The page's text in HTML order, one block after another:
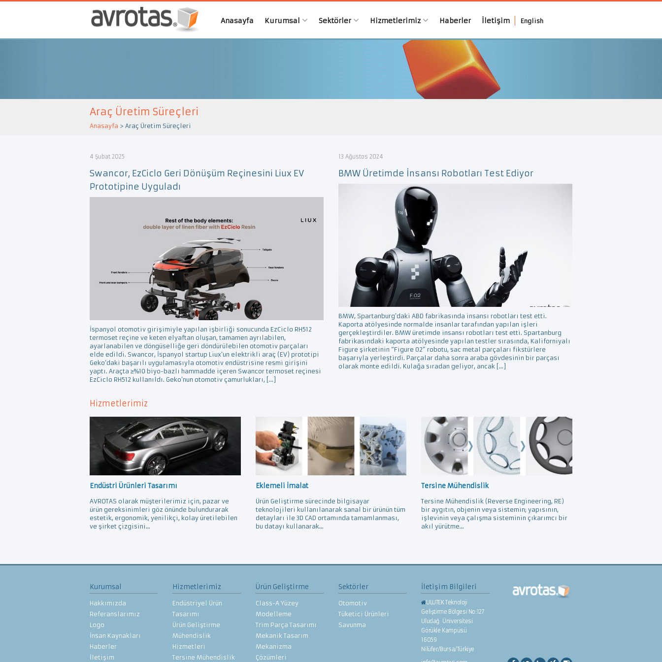
Anasayfa Kurumsal Sektörler Hizmetlerimiz Haberler İletişim English
Araç Üretim Süreçleri
Anasayfa > Araç Üretim Süreçleri
4 Şubat 2025
Swancor, EzCiclo Geri Dönüşüm Reçinesini Liux EV
Prototipine Uyguladı
İspanyol otomotiv girişimiyle yapılan işbirliği sonucunda EzCiclo RH512
termoset reçine ve keten elyaftan oluşan, tamamen ayrılabilen,
ayarlanabilen ve döngüselliğe geri döndürülebilen otomotiv parçaları
elde edildi. Swancor, İspanyol startup Liux’un elektrikli araç (EV) prototipi
Geko’daki başarılı uygulamasıyla otomotiv endüstrisine resmi girişini
yaptı. Araçta ≥%10 biyo-bazlı hammadde içeren Swancor termoset reçinesi
EzCiclo RH512 kullanıldı. Geko’nun otomotiv çamurlukları, […]
13 Ağustos 2024
BMW Üretimde İnsansı Robotları Test Ediyor
BMW, Spartanburg’daki ABD fabrikasında insansı robotları test etti.
Kaporta atölyesinde normalde insanlar tarafından yapılan işleri
gerçekleştirdiler. BMW üretimde insansı robotları test etti. Spartanburg
fabrikasındaki kaporta atölyesinde yapılan testler sırasında, Kaliforniyalı
Figure şirketinin “Figure 02” robotu, sac metal parçaları fikstürlere
başarıyla yerleştirdi. Parçalar daha sonra araba gövdesinin bir parçası
olarak monte edildi. Kulağa sıradan geliyor, ancak […]
Hizmetlerimiz
Endüstri Ürünleri Tasarımı
AVROTAS olarak müşterilerimiz için, pazar ve
ürün gereksinimleri göz önünde bulundurarak
estetik, ergonomik, yenilikçi, kolay üretilebilen
ve şirket çizgisini...
Eklemeli İmalat
Ürün Geliştirme sürecinde bilgisayar
teknolojileri kullanılanarak sanal bir ürünün tüm
detayları ile 3D CAD ortamında tamamlanması,
bu datayı kullanarak...
Tersine Mühendislik
Tersine Mühendislik (Reverse Engineering, RE)
bir aygıtın, objenin veya sistemin; yapısının,
işlevinin veya çalışma sisteminin çıkarımcı bir
akıl yürütme...
Kurumsal
Hakkımızda
Referanslarımız
Logo
İnsan Kaynakları
Haberler
İletişim
Hizmetlerimiz
Endüstriyel Ürün
Tasarımı
Ürün Geliştirme
Mühendislik
Hizmetleri
Tersine Mühendislik
Ürün Geliştirme
Class-A Yüzey
Modelleme
Trim Parça Tasarımı
Mekanik Tasarım
Mekanizma
Çözümleri
Sektörler
Otomotiv
Tüketici Ürünleri
Savunma
İletişim Bilgileri
ULUTEK Teknoloji
Geliştirme Bölgesi No:127
Uludağ Üniversitesi
Görükle Kampüsü
16059
Nilüfer/Bursa/Türkiye